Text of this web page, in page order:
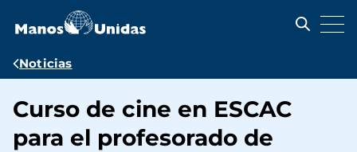
contenido
Ruta
navegación
Noticias
Curso de cine en ESCAC
para el profesorado de